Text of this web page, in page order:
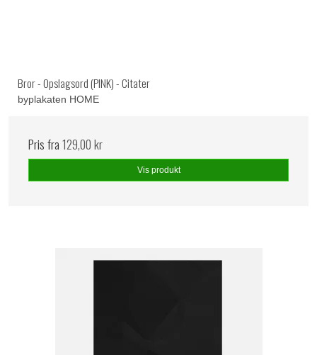
Bror - Opslagsord (PINK) - Citater
byplakaten HOME
Pris fra129,00 kr
Vis produkt